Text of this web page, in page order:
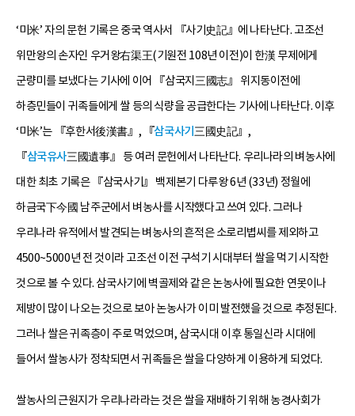
‘미米’ 자의 문헌 기록은 중국 역사서 『사기史記』에 나타난다. 고조선
위만왕의 손자인 우거왕右渠王(기원전 108년 이전)이 한漢 무제에게
군량미를 보냈다는 기사에 이어 『삼국지三國志』 위지동이전에
하층민들이 귀족들에게 쌀 등의 식량을 공급한다는 기사에 나타난다. 이후
‘미米’는 『후한서後漢書』, 『삼국사기 三國史記』,
『삼국유사三國遺事』 등 여러 문헌에서 나타난다. 우리나라의 벼농사에
대한 최초 기록은 『삼국사기』 백제본기 다루왕 6년 (33년) 정월에
하금국下今國 남주군에서 벼농사를 시작했다고 쓰여 있다. 그러나
우리나라 유적에서 발견되는 벼농사의 흔적은 소로리볍씨를 제외하고
4500~5000년 전 것이라 고조선 이전 구석기 시대부터 쌀을 먹기 시작한
것으로 볼 수 있다. 삼국사기에 벽골제와 같은 논농사에 필요한 연못이나
제방이 많이 나오는 것으로 보아 논농사가 이미 발전했을 것으로 추정된다.
그러나 쌀은 귀족층이 주로 먹었으며, 삼국시대 이후 통일신라 시대에
들어서 쌀농사가 정착되면서 귀족들은 쌀을 다양하게 이용하게 되었다.
쌀농사의 근원지가 우리나라라는 것은 쌀을 재배하기 위해 농경사회가